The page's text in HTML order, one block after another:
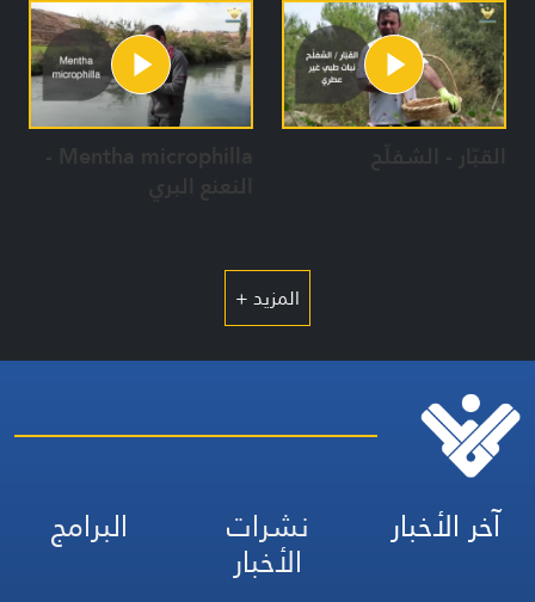
القبّار - الشفلّح
النعنع البري
المزيد +
آخر الأخبار نشرات
الأخبار
البرامج